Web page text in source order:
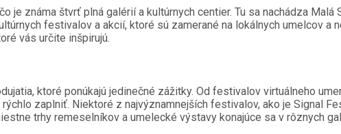
známa štvrť plná galérií a kultúrnych centier. Tu sa nachádza Malá
festivalov a akcií, ktoré sú zamerané na lokálnych umelcov a
vás určite inšpirujú.
ktoré ponúkajú jedinečné zážitky. Od festivalov virtuálneho
zaplniť. Niektoré z najvýznamnejších festivalov, ako je Signal
trhy remeselníkov a umelecké výstavy konajúce sa v rôznych